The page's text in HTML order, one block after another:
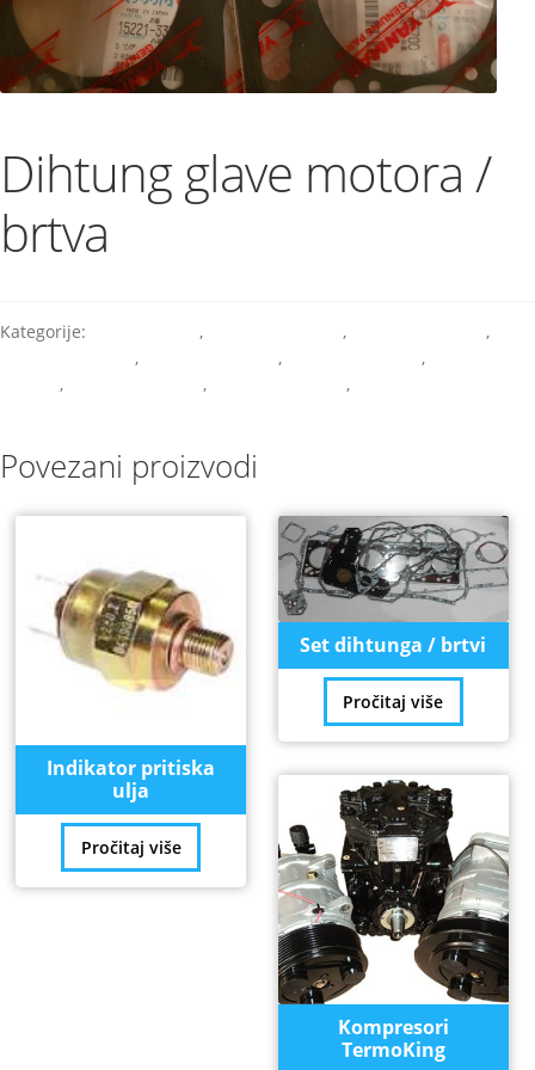
Dihtung glave motora /
brtva
Kategorije: , ,
,
, , ,
, , ,
Povezani proizvodi
Indikator pritiska
ulja
Pročitaj više
Set dihtunga / brtvi
Pročitaj više
Kompresori
TermoKing